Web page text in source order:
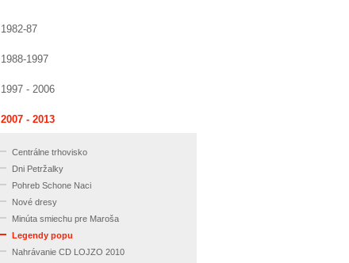
1982-87
1988-1997
1997 - 2006
2007 - 2013
Centrálne trhovisko
Dni Petržalky
Pohreb Schone Naci
Nové dresy
Minúta smiechu pre Maroša
Legendy popu
Nahrávanie CD LOJZO 2010